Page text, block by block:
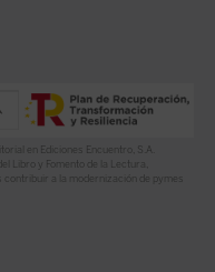
en Ediciones Encuentro, S.A.
Libro y Fomento de la Lectura,
contribuir a la modernización de pymes